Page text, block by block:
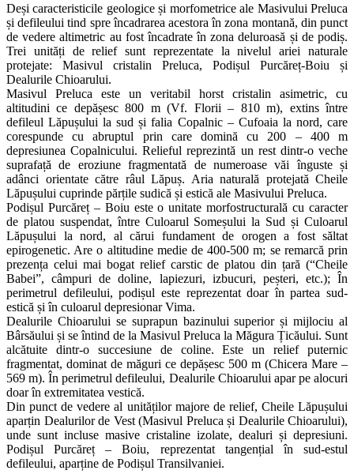
Deși caracteristicile geologice și morfometrice ale Masivului Preluca
și defileului tind spre încadrarea acestora în zona montană, din punct
de vedere altimetric au fost încadrate în zona deluroasă și de podiș.
Trei unități de relief sunt reprezentate la nivelul ariei naturale
protejate: Masivul cristalin Preluca, Podișul Purcăreț-Boiu și
Dealurile Chioarului.
Masivul Preluca este un veritabil horst cristalin asimetric, cu
altitudini ce depășesc 800 m (Vf. Florii – 810 m), extins între
defileul Lăpușului la sud și falia Copalnic – Cufoaia la nord, care
corespunde cu abruptul prin care domină cu 200 – 400 m
depresiunea Copalnicului. Relieful reprezintă un rest dintr-o veche
suprafață de eroziune fragmentată de numeroase văi înguste și
adânci orientate către râul Lăpuș. Aria naturală protejată Cheile
Lăpușului cuprinde părțile sudică și estică ale Masivului Preluca.
Podișul Purcăreț – Boiu este o unitate morfostructurală cu caracter
de platou suspendat, între Culoarul Someșului la Sud și Culoarul
Lăpușului la nord, al cărui fundament de orogen a fost săltat
epirogenetic. Are o altitudine medie de 400-500 m; se remarcă prin
prezența celui mai bogat relief carstic de platou din țară (“Cheile
Babei”, câmpuri de doline, lapiezuri, izbucuri, peșteri, etc.); În
perimetrul defileului, podișul este reprezentat doar în partea sud-
estică și în culoarul depresionar Vima.
Dealurile Chioarului se suprapun bazinului superior și mijlociu al
Bârsăului și se întind de la Masivul Preluca la Măgura Țicăului. Sunt
alcătuite dintr-o succesiune de coline. Este un relief puternic
fragmentat, dominat de măguri ce depășesc 500 m (Chicera Mare –
569 m). În perimetrul defileului, Dealurile Chioarului apar pe alocuri
doar în extremitatea vestică.
Din punct de vedere al unităților majore de relief, Cheile Lăpușului
aparțin Dealurilor de Vest (Masivul Preluca și Dealurile Chioarului),
unde sunt incluse masive cristaline izolate, dealuri și depresiuni.
Podișul Purcăreț – Boiu, reprezentat tangențial în sud-estul
defileului, aparține de Podișul Transilvaniei.